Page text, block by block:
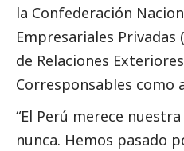
la Confederación
Empresariales Privadas
de Relaciones Exteriores
Corresponsables como
“El Perú merece
nunca. Hemos pasado